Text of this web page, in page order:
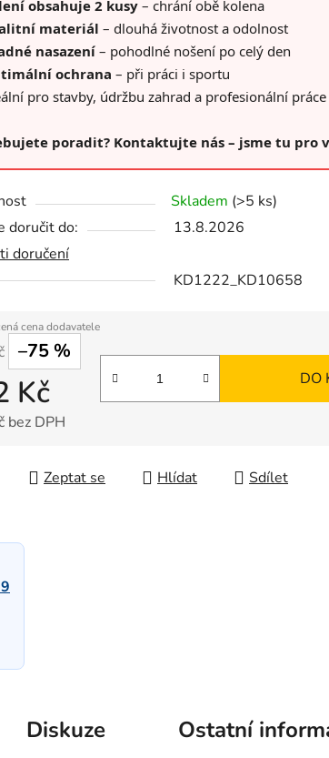
obsahuje 2 kusy – chrání obě kolena
materiál – dlouhá životnost a odolnost
nasazení – pohodlné nošení po celý den
ochrana – při práci i sportu
pro stavby, údržbu zahrad a profesionální práce
poradit? Kontaktujte nás – jsme tu pro
Skladem (>5 ks)
doručit do:
13.8.2026
doručení
KD1222_KD10658
–75 %
Kč
bez DPH
DO
Zeptat se Hlídat Sdílet
Diskuze Ostatní